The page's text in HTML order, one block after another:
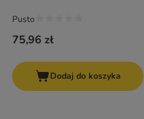
75,96 zł
Pusto
Dodaj do koszyka